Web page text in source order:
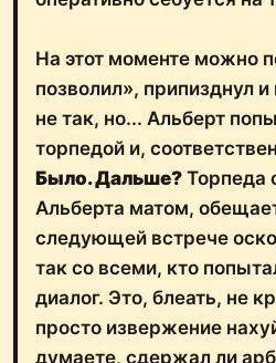
На этот моменте можно
позволил», припизднул
не так, но... Альберт
торпедой и,
Было. Дальше? Торпеда
Альберта матом,
следующей встрече
так со всеми, кто
диалог. Это, блеать, не
просто извержение
думаете, сдержал ли